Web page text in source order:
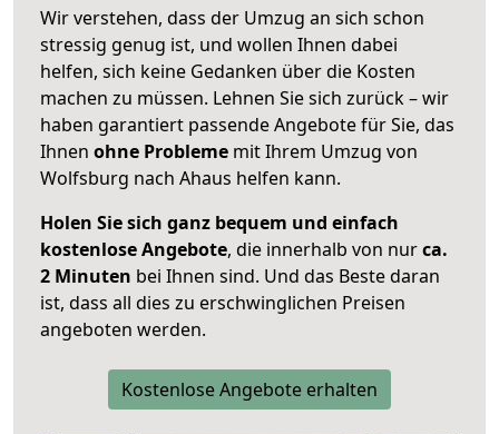
Wir verstehen, dass der Umzug an sich schon
stressig genug ist, und wollen Ihnen dabei
helfen, sich keine Gedanken über die Kosten
machen zu müssen. Lehnen Sie sich zurück – wir
haben garantiert passende Angebote für Sie, das
Ihnen ohne Probleme mit Ihrem Umzug von
Wolfsburg nach Ahaus helfen kann.
Holen Sie sich ganz bequem und einfach
kostenlose Angebote, die innerhalb von nurca.
2 Minuten bei Ihnen sind. Und das Beste daran
ist, dass all dies zu erschwinglichen Preisen
angeboten werden.
Kostenlose Angebote erhalten